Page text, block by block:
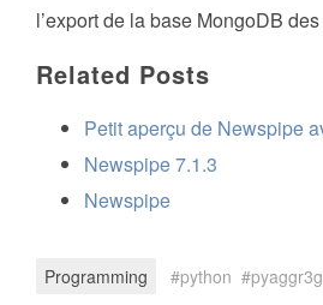
l’export de la base MongoDB
Related Posts
Petit aperçu de Newspipe
Newspipe 7.1.3
Newspipe
Programming python